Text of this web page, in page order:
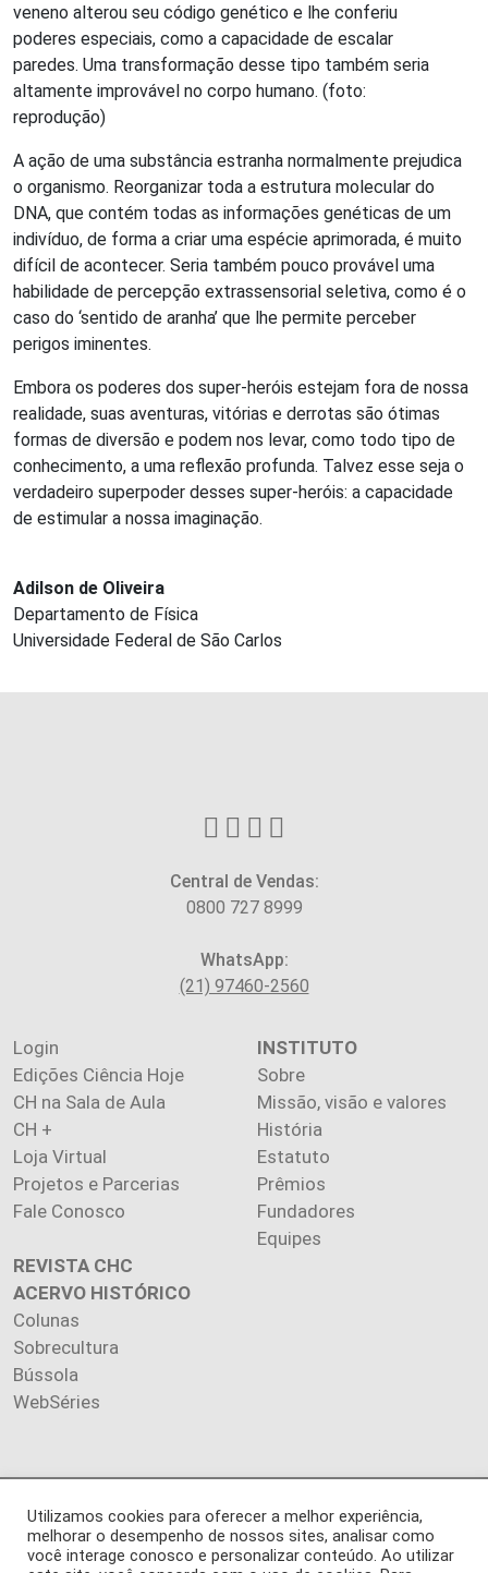
veneno alterou seu código genético e lhe conferiu
poderes especiais, como a capacidade de escalar
paredes. Uma transformação desse tipo também seria
altamente improvável no corpo humano. (foto:
reprodução)
A ação de uma substância estranha normalmente prejudica
o organismo. Reorganizar toda a estrutura molecular do
DNA, que contém todas as informações genéticas de um
indivíduo, de forma a criar uma espécie aprimorada, é muito
difícil de acontecer. Seria também pouco provável uma
habilidade de percepção extrassensorial seletiva, como é o
caso do ‘sentido de aranha’ que lhe permite perceber
perigos iminentes.
Embora os poderes dos super-heróis estejam fora de nossa
realidade, suas aventuras, vitórias e derrotas são ótimas
formas de diversão e podem nos levar, como todo tipo de
conhecimento, a uma reflexão profunda. Talvez esse seja o
verdadeiro superpoder desses super-heróis: a capacidade
de estimular a nossa imaginação.
Adilson de Oliveira
Departamento de Física
Universidade Federal de São Carlos
Central de Vendas:
0800 727 8999
WhatsApp:
(21) 97460-2560
Login
Edições Ciência Hoje
CH na Sala de Aula
CH +
Loja Virtual
Projetos e Parcerias
Fale Conosco
INSTITUTO
Sobre
Missão, visão e valores
História
Estatuto
Prêmios
Fundadores
Equipes
REVISTA CHC
ACERVO HISTÓRICO
Colunas
Sobrecultura
Bússola
WebSéries
Copyright 2026 INSTITUTO CIÊNCIA HOJE. Todos os direitos
reservados.
Os artigos publicados na revista refletem exclusivamente a
Utilizamos cookies para oferecer a melhor experiência,
melhorar o desempenho de nossos sites, analisar como
você interage conosco e personalizar conteúdo. Ao utilizar